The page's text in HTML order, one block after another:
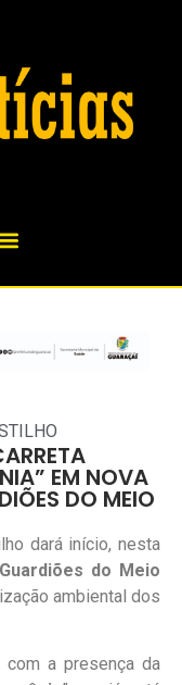
EM NOVA
DO MEIO
dará início, nesta
do Meio
ambiental dos
a presença da